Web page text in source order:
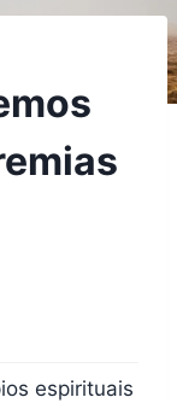
espirituais